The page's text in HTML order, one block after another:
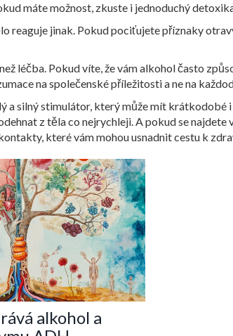
máte možnost, zkuste i jednoduchý
reaguje jinak. Pokud pociťujete příznaky
léčba. Pokud víte, že vám alkohol často
na společenské příležitosti a ne na
a silný stimulátor, který může mít krátkodobé
z těla co nejrychleji. A pokud se
které vám mohou usnadnit cestu k
alkohol a